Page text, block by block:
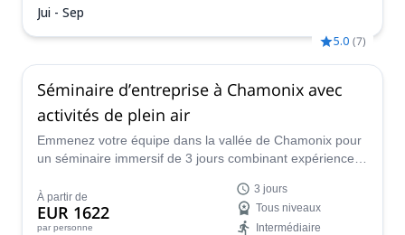
Jui - Sep
5.0 (7)
Séminaire d’entreprise à Chamonix avec
activités de plein air
Emmenez votre équipe dans la vallée de Chamonix pour
un séminaire immersif de 3 jours combinant expériences
instants partagés au cœur du massif du Mont-Blanc.
À partir de
EUR 1622
par personne
3 jours
Tous niveaux
Intermédiaire